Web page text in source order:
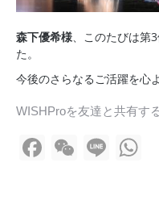
森下優希様 、このたびは
た。
今後のさらなるご活躍を心
WISHProを友達と共有す
Facebook
WeChat
Line